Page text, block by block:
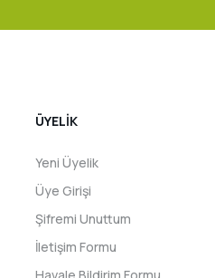
ÜYELİK
Yeni Üyelik
Üye Girişi
Şifremi Unuttum
İletişim Formu